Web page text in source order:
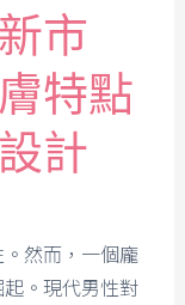
市
特點
計
然而，一個龐
。現代男性對